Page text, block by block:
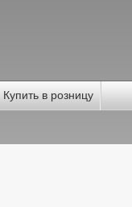
Купить в розницу